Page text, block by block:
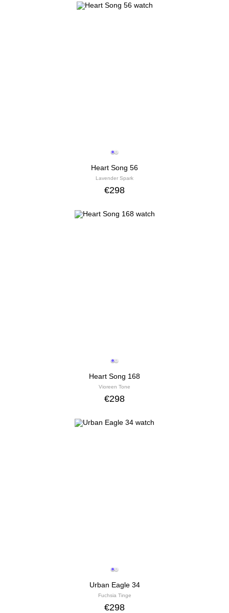
Heart Song 56
Lavender Spark
€298
Heart Song 168
Vioreen Tone
€298
Urban Eagle 34
Fuchsia Tinge
€298